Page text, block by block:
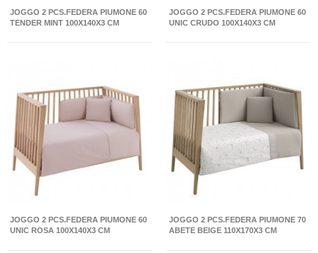
JOGGO 2 PCS.FEDERA PIUMONE 60
TENDER MINT 100X140X3 CM
JOGGO 2 PCS.FEDERA PIUMONE 60
UNIC CRUDO 100X140X3 CM
JOGGO 2 PCS.FEDERA PIUMONE 60
UNIC ROSA 100X140X3 CM
JOGGO 2 PCS.FEDERA PIUMONE 70
ABETE BEIGE 110X170X3 CM